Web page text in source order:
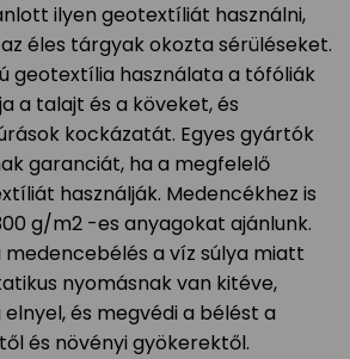
ilyen geotextíliát használni,
éles tárgyak okozta sérüléseket.
geotextília használata a tófóliák
a talajt és a köveket, és
kockázatát. Egyes gyártók
garanciát, ha a megfelelő
használják. Medencékhez is
g/m2 -es anyagokat ajánlunk.
medencebélés a víz súlya miatt
nyomásnak van kitéve,
és megvédi a bélést a
és növényi gyökerektől.